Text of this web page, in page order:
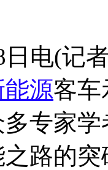
电(记
能源客车
专家
路的